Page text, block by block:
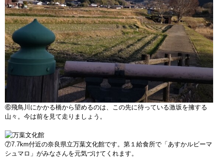
⑥飛鳥川にかかる橋から望めるのは、この先に待っている激坂を擁する
山々。今は前を見て走りましょう。
⑦7.7km付近の奈良県立万葉文化館です。第１給食所で「あすかルビーマ
シュマロ」がみなさんを元気づけてくれます。